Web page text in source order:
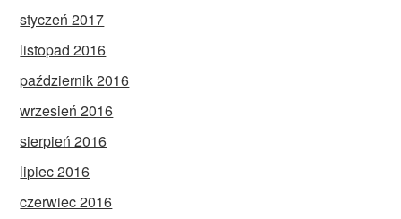
styczeń 2017
listopad 2016
październik 2016
wrzesień 2016
sierpień 2016
lipiec 2016
czerwiec 2016